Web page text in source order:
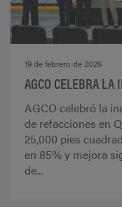
19 de febrero de 2026
AGCO CELEBRA LA
AGCO celebró la
de refacciones en
25,000 pies
en 85% y mejora
de...